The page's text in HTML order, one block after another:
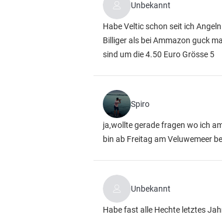
Unbekannt
Habe Veltic schon seit ich
Billiger als bei Ammazon guck
sind um die 4.50 Euro Grösse 5
Spiro
ja,wollte gerade fragen wo ich
bin ab Freitag am Veluwemeer
Unbekannt
Habe fast alle Hechte letztes